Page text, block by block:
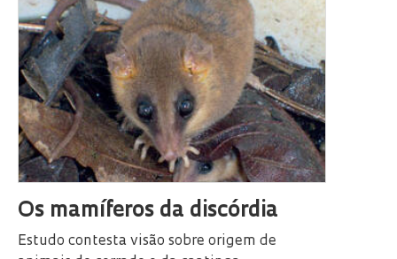
Os mamíferos da discórdia
Estudo contesta visão sobre origem de